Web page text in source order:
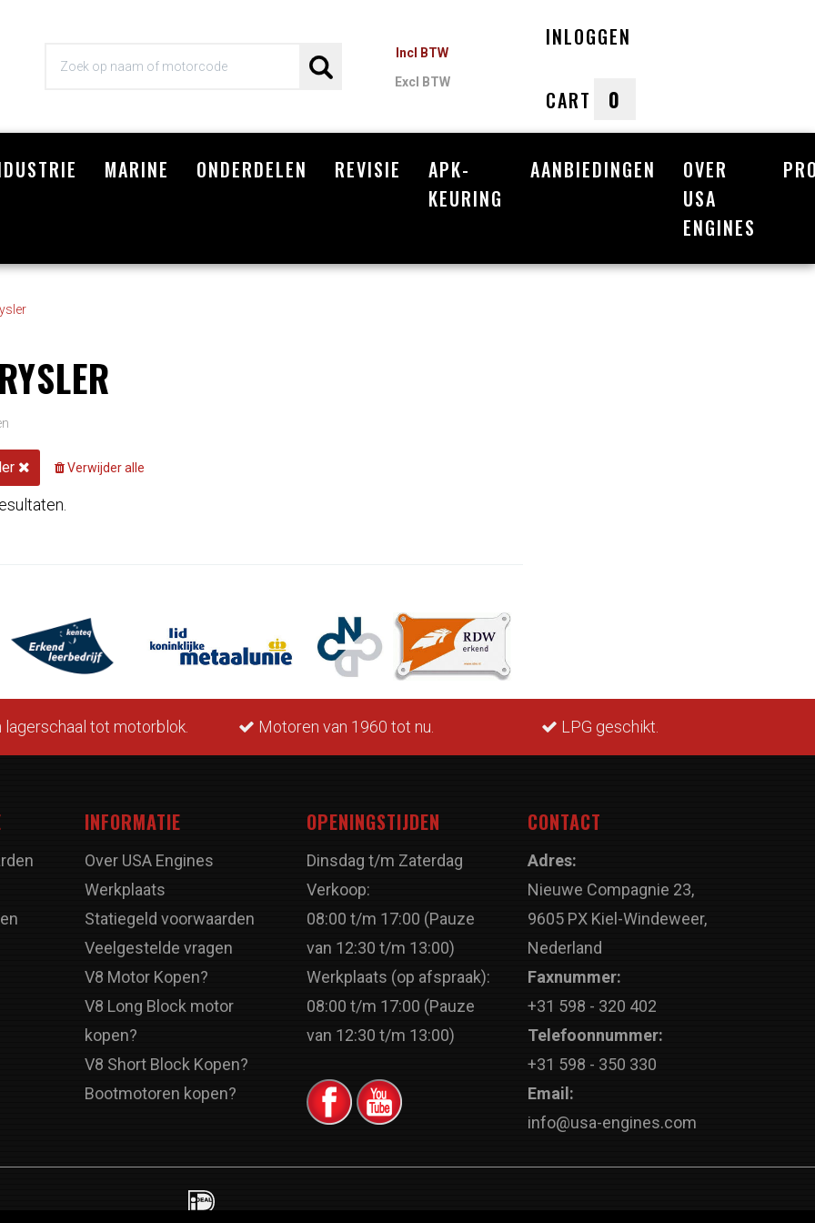
Incl BTW
Excl BTW
INLOGGEN
CART 0
Winkelwagen
MARINE ONDERDELEN REVISIE
APK-
KEURING
AANBIEDINGEN
OVER
USA
ENGINES
Verwijder alle
Motoren van 1960 tot nu. LPG geschikt. Snelle levering
INFORMATIE
Over USA Engines
Werkplaats
Statiegeld voorwaarden
Veelgestelde vragen
V8 Motor Kopen?
V8 Long Block motor
kopen?
V8 Short Block Kopen?
Bootmotoren kopen?
OPENINGSTIJDEN
Dinsdag t/m Zaterdag
Verkoop:
08:00 t/m 17:00 (Pauze
van 12:30 t/m 13:00)
Werkplaats (op afspraak):
08:00 t/m 17:00 (Pauze
van 12:30 t/m 13:00)
CONTACT
Adres:
Nieuwe Compagnie 23,
9605 PX Kiel-Windeweer,
Nederland
Faxnummer:
+31 598 - 320 402
Telefoonnummer:
+31 598 - 350 330
Email:
info@usa-engines.com